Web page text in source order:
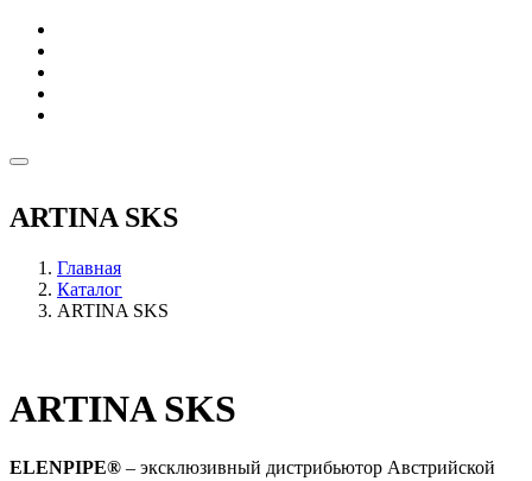
ARTINA SKS
Главная
Каталог
ARTINA SKS
ARTINA SKS
ELENPIPE® – эксклюзивный дистрибьютор Австрийской